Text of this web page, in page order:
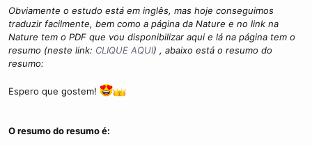
Obviamente o estudo está em inglês, mas hoje conseguimos
traduzir facilmente, bem como a página da Nature e no link na
Nature tem o PDF que vou disponibilizar aqui e lá na página tem o
resumo (neste link: CLIQUE AQUI) , abaixo está o resumo do
resumo:
Espero que gostem!
O resumo do resumo é: